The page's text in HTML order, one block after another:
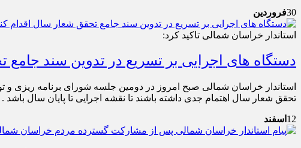
30فروردین
استاندار خراسان شمالی تاکید کرد:
دستگاه های اجرایی بر تسریع در تدوین سند جامع
تحقق شعار سال اهتمام جدی داشته باشند تا نقشه اجرایی تا پایان سال باشد .
12 اسفند